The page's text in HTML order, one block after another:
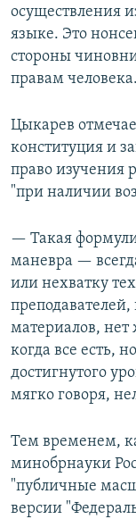
осуществления
языке. Это
стороны
правам человека.
Цыкарев
конституция и
право изучения
"при наличии
— Такая
маневра —
или нехватку
материалов, нет
когда все есть,
достигнутого
мягко говоря,
Тем временем,
минобрнауки
"публичные
версии